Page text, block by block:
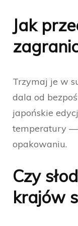
Jak
Trzymaj je w
dala od
japońskie
temperatury —
opakowaniu.
Czy
krajów